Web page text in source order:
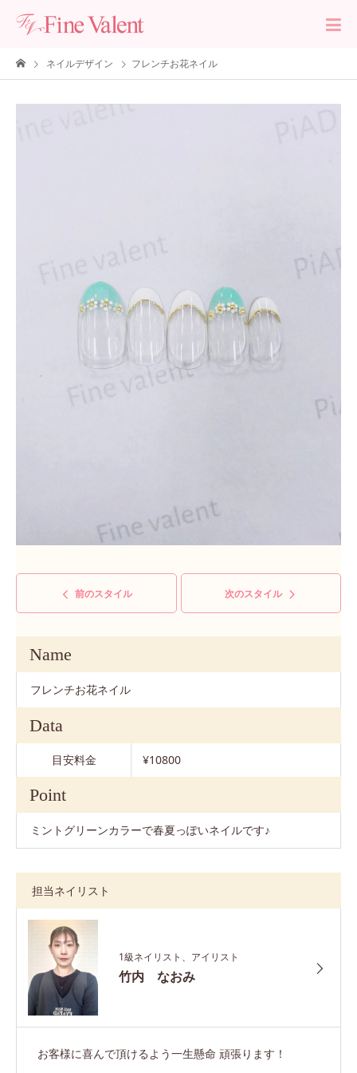
ネイルデザイン フレンチお花ネイル
前のスタイル 次のスタイル
Name
フレンチお花ネイル
Data
目安料金 ¥10800
Point
ミントグリーンカラーで春夏っぽいネイルです♪
担当ネイリスト
1級ネイリスト、アイリスト
竹内 なおみ
お客様に喜んで頂けるよう一生懸命 頑張ります！